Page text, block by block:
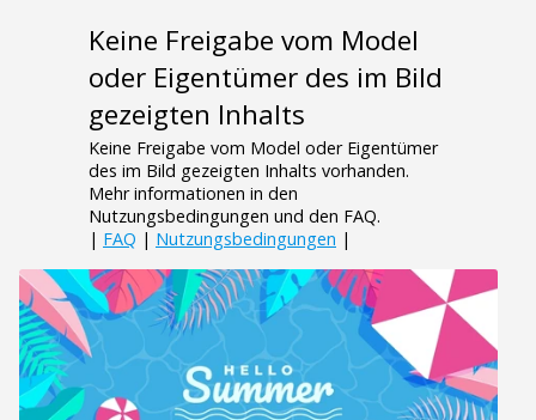
Keine Freigabe vom Model
oder Eigentümer des im Bild
gezeigten Inhalts
Keine Freigabe vom Model oder Eigentümer
des im Bild gezeigten Inhalts vorhanden.
Mehr informationen in den
Nutzungsbedingungen und den FAQ.
| FAQ | Nutzungsbedingungen |